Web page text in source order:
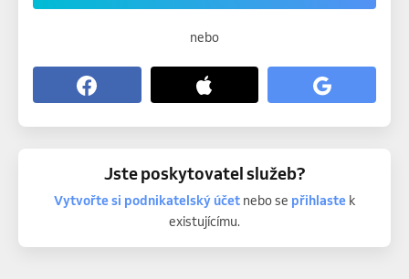
nebo
Jste poskytovatel služeb?
Vytvořte si podnikatelský účetnebo se přihlastek
existujícímu.